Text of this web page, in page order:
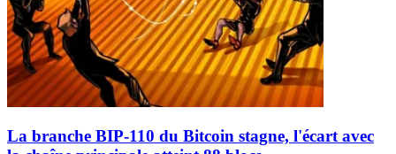
La branche BIP-110 du Bitcoin stagne, l'écart avec